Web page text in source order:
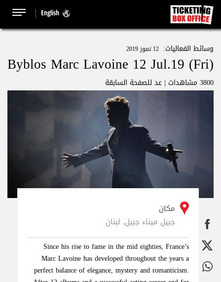
English
وسائط الفعاليات:
Byblos Marc Lavoine 12 Jul.19 (Fri)
3800 مشاهدات | عد للصفحة السابقة
مكان
جبيل ميناء جبيل, لبنان
Since his rise to fame in the mid eighties, France’s
Marc Lavoine has developed throughout the years a
perfect balance of elegance, mystery and romanticism.